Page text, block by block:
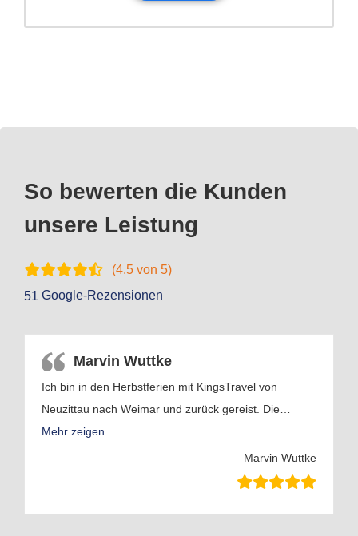
So bewerten die Kunden
unsere Leistung
(4.5 von 5)
51 Google-Rezensionen
Marvin Wuttke
Ich bin in den Herbstferien mit KingsTravel von
Neuzittau nach Weimar und zurück gereist. Die
Mehr zeigen
Marvin Wuttke